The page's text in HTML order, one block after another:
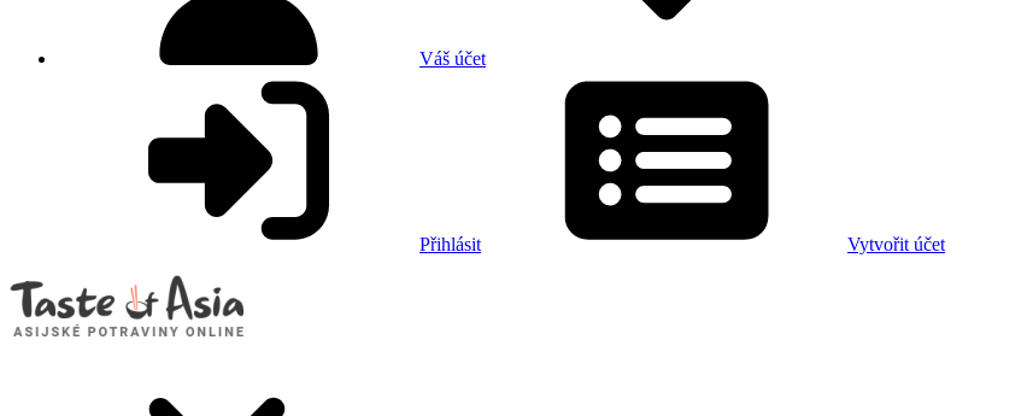
Váš účet
Přihlásit Vytvořit účet